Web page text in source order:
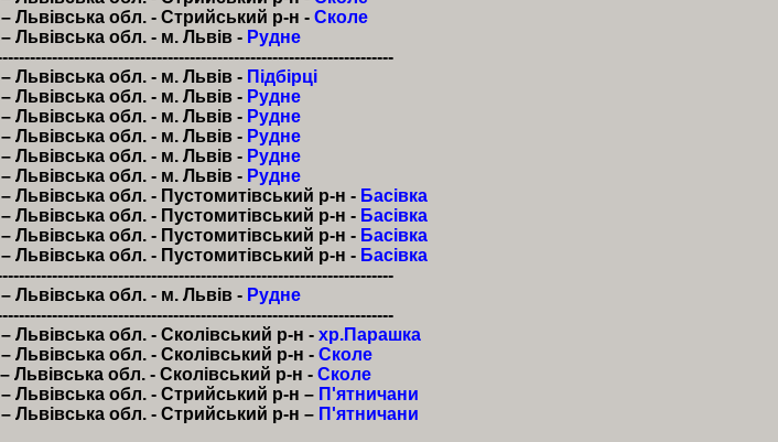
Львівська обл. - Стрийський р-н - Сколе
Львівська обл. - м. Львів - Рудне
Львівська обл. - м. Львів - Підбірці
Львівська обл. - м. Львів - Рудне
Львівська обл. - м. Львів - Рудне
Львівська обл. - м. Львів - Рудне
Львівська обл. - м. Львів - Рудне
Львівська обл. - м. Львів - Рудне
Львівська обл. - Пустомитівський р-н - Басівка
Львівська обл. - Пустомитівський р-н - Басівка
Львівська обл. - Пустомитівський р-н - Басівка
Львівська обл. - Пустомитівський р-н - Басівка
Львівська обл. - м. Львів - Рудне
Львівська обл. - Сколівський р-н - хр.Парашка
Львівська обл. - Сколівський р-н - Сколе
Львівська обл. - Сколівський р-н - Сколе
Львівська обл. - Стрийський р-н – П'ятничани
Львівська обл. - Стрийський р-н – П'ятничани